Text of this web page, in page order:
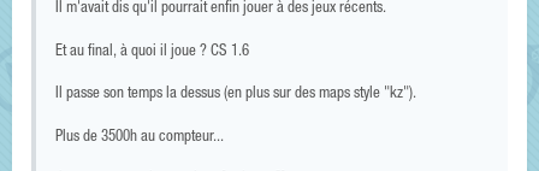
Il m'avait dis qu'il pourrait enfin jouer à des jeux récents.
Et au final, à quoi il joue ? CS 1.6
Il passe son temps la dessus (en plus sur des maps style "kz").
Plus de 3500h au compteur...